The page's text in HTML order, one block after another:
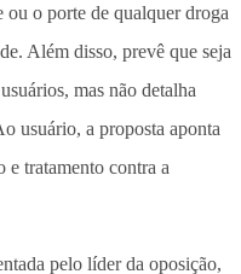
ou o porte de qualquer droga
Além disso, prevê que seja
mas não detalha
usuário, a proposta aponta
e tratamento contra a
pelo líder da oposição,